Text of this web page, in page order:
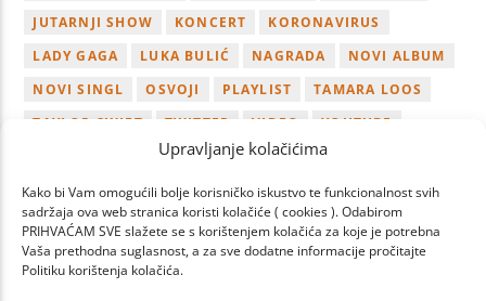
Upravljanje kolačićima
Kako bi Vam omogućili bolje korisničko iskustvo te funkcionalnost svih
sadržaja ova web stranica koristi kolačiće ( cookies ). Odabirom
PRIHVAĆAM SVE slažete se s korištenjem kolačića za koje je potrebna
Vaša prethodna suglasnost, a za sve dodatne informacije pročitajte
Politiku korištenja kolačića.
JUTARNJI SHOW
KONCERT
KORONAVIRUS
LADY GAGA
LUKA BULIĆ NAGRADA
NOVI ALBUM
NOVI SINGL
OSVOJI PLAYLIST
TAMARA LOOS
TAYLOR SWIFT
TWITTER VIDEO
YOUTUBE